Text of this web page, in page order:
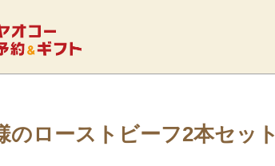
のローストビーフ2本セット